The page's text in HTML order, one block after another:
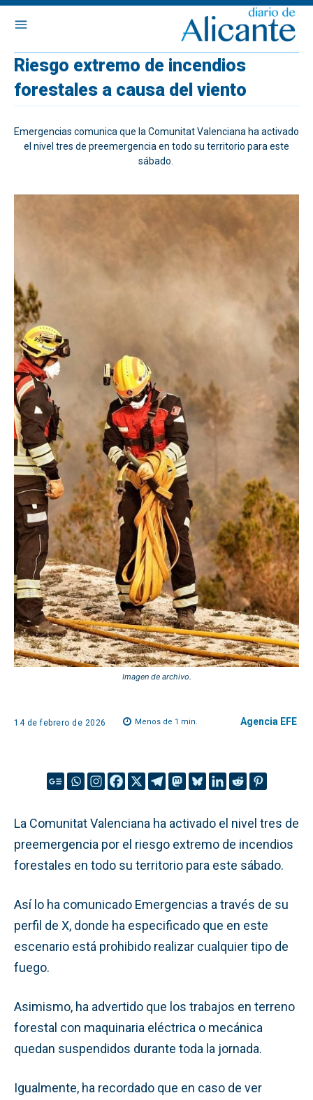
Riesgo extremo de incendios
forestales a causa del viento
Emergencias comunica que la Comunitat Valenciana ha activado
el nivel tres de preemergencia en todo su territorio para este
sábado.
Imagen de archivo.
14 de febrero de 2026 Menos de 1 min. Agencia EFE
La Comunitat Valenciana ha activado el nivel tres de
preemergencia por el riesgo extremo de incendios
forestales en todo su territorio para este sábado.
Así lo ha comunicado Emergencias a través de su
perfil de X, donde ha especificado que en este
escenario está prohibido realizar cualquier tipo de
fuego.
Asimismo, ha advertido que los trabajos en terreno
forestal con maquinaria eléctrica o mecánica
quedan suspendidos durante toda la jornada.
Igualmente, ha recordado que en caso de ver